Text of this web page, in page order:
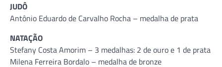
JUDÔ
Antônio Eduardo de Carvalho Rocha – medalha de prata
NATAÇÃO
Stefany Costa Amorim – 3 medalhas: 2 de ouro e 1 de prata
Milena Ferreira Bordalo – medalha de bronze